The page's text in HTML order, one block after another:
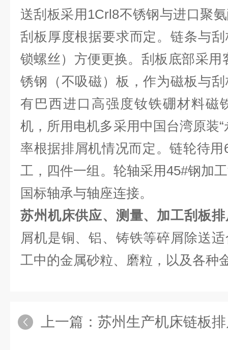
送刮板采用1Crl8不锈钢与进口聚
刮板厚度根据要求而定。链条与
锁螺丝）方便更换。刮板底部采用
锈钢（不吸磁）板，作为磁板与
有巴西进口高强度钕铁硼材料磁
机，所用电机多采用中国台湾原装
率根据排屑机情况而定。链轮待
工，四件一组。轮轴采用45#钢加
国标轴承与轴座连接。
苏州机床供应、测量、加工刮板
屑机是铜、铝、铸铁等碎屑除送
工中的金属砂粒、磨粒，以及各种
上一篇： 苏州生产机床链板